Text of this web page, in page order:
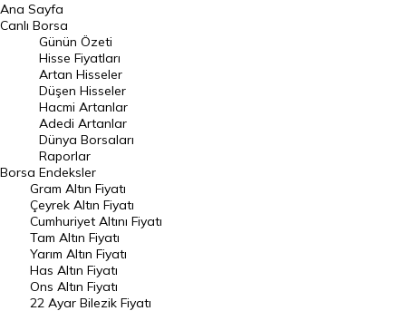
BIST 100 Hisseleri
En Çok Artan Hisseler
En Çok Düşen Hisseler
Hacmi Artanlar
Geçmiş Kapanışlar
Dünya Borsaları
Raporlar
Endeksler
DÖVİZ
Döviz Kuru
Ana Sayfa
Canlı Borsa
Borsa
Günün Özeti
Hisse Fiyatları
Artan Hisseler
Düşen Hisseler
Hacmi Artanlar
Adedi Artanlar
Dünya Borsaları
Raporlar
Endeksler
Gram Altın Fiyatı
Çeyrek Altın Fiyatı
Cumhuriyet Altını Fiyatı
Tam Altın Fiyatı
Yarım Altın Fiyatı
Has Altın Fiyatı
Ons Altın Fiyatı
22 Ayar Bilezik Fiyatı